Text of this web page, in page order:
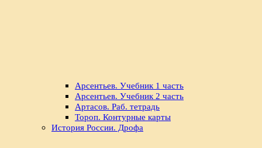
Арсентьев. Учебник 1 часть
Арсентьев. Учебник 2 часть
Артасов. Раб. тетрадь
Тороп. Контурные карты
История России. Дрофа